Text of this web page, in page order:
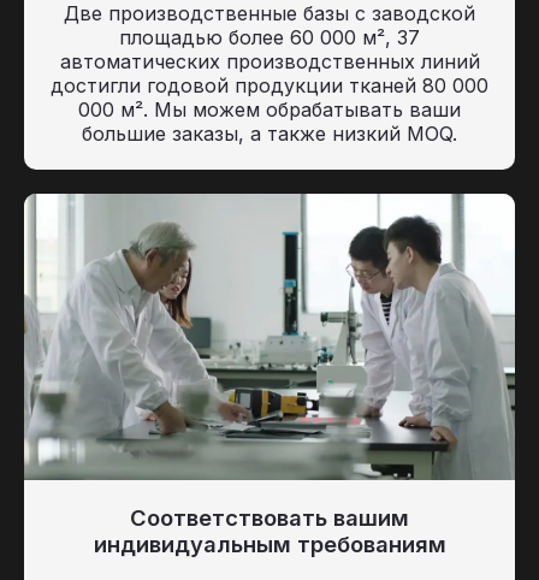
Две производственные базы с заводской
площадью более 60 000 м², 37
автоматических производственных линий
достигли годовой продукции тканей 80 000
000 м². Мы можем обрабатывать ваши
большие заказы, а также низкий MOQ.
Соответствовать вашим
индивидуальным требованиям